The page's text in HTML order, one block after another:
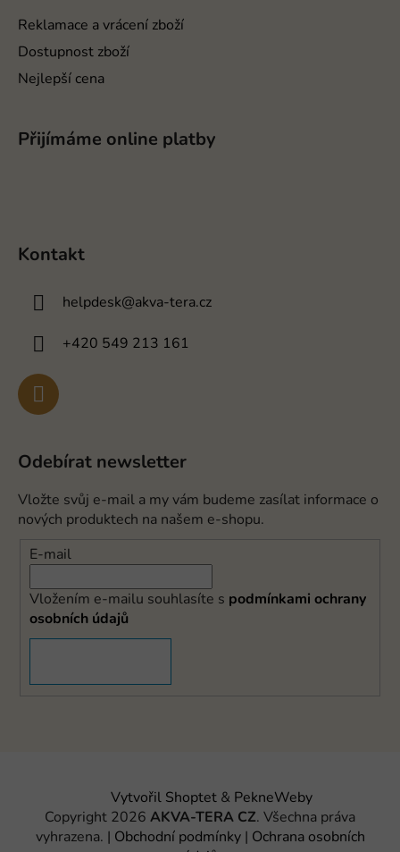
Reklamace a vrácení zboží
Dostupnost zboží
Nejlepší cena
Přijímáme online platby
Kontakt
helpdesk@akva-tera.cz
+420 549 213 161
Odebírat newsletter
Vložte svůj e-mail a my vám budeme zasílat informace o
nových produktech na našem e-shopu.
E-mail
Vložením e-mailu souhlasíte s podmínkami ochrany
osobních údajů
Vytvořil Shoptet& PekneWeby
Copyright 2026 AKVA-TERA CZ. Všechna práva
vyhrazena. | Obchodní podmínky| Ochrana osobních